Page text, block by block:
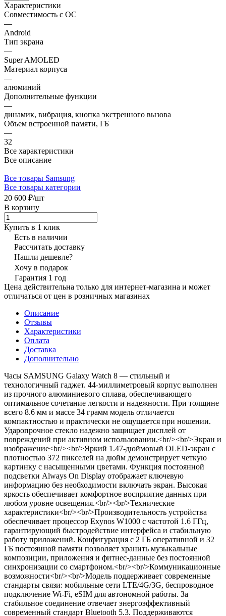
Характеристики
Совместимость с ОС
—
Android
Тип экрана
—
Super AMOLED
Материал корпуса
—
алюминий
Дополнительные функции
—
динамик, вибрация, кнопка экстренного вызова
Объем встроенной памяти, ГБ
—
32
Все характеристики
Все описание
Все товары Samsung
Все товары категории
20 600 ₽/шт
В корзину
Купить в 1 клик
Есть в наличии
Рассчитать доставку
Нашли дешевле?
Хочу в подарок
Гарантия 1 год
Цена действительна только для интернет-магазина и может
отличаться от цен в розничных магазинах
Описание
Отзывы
Характеристики
Оплата
Доставка
Дополнительно
Часы SAMSUNG Galaxy Watch 8 — стильный и
технологичный гаджет. 44-миллиметровый корпус выполнен
из прочного алюминиевого сплава, обеспечивающего
оптимальное сочетание легкости и надежности. При толщине
всего 8.6 мм и массе 34 грамм модель отличается
компактностью и практически не ощущается при ношении.
Ударопрочное стекло надежно защищает дисплей от
повреждений при активном использовании.<br/><br/>Экран и
изображение<br/><br/>Яркий 1.47-дюймовый OLED-экран с
плотностью 372 пикселей на дюйм демонстрирует четкую
картинку с насыщенными цветами. Функция постоянной
подсветки Always On Display отображает ключевую
информацию без необходимости включать экран. Высокая
яркость обеспечивает комфортное восприятие данных при
любом уровне освещения.<br/><br/>Технические
характеристики<br/><br/>Производительность устройства
обеспечивает процессор Exynos W1000 с частотой 1.6 ГГц,
гарантирующий быстродействие интерфейса и стабильную
работу приложений. Конфигурация с 2 ГБ оперативной и 32
ГБ постоянной памяти позволяет хранить музыкальные
композиции, приложения и фитнес-данные без постоянной
синхронизации со смартфоном.<br/><br/>Коммуникационные
возможности<br/><br/>Модель поддерживает современные
стандарты связи: мобильные сети LTE/4G/3G, беспроводное
подключение Wi-Fi, eSIM для автономной работы. За
стабильное соединение отвечает энергоэффективный
современный стандарт Bluetooth 5.3. Поддерживаются